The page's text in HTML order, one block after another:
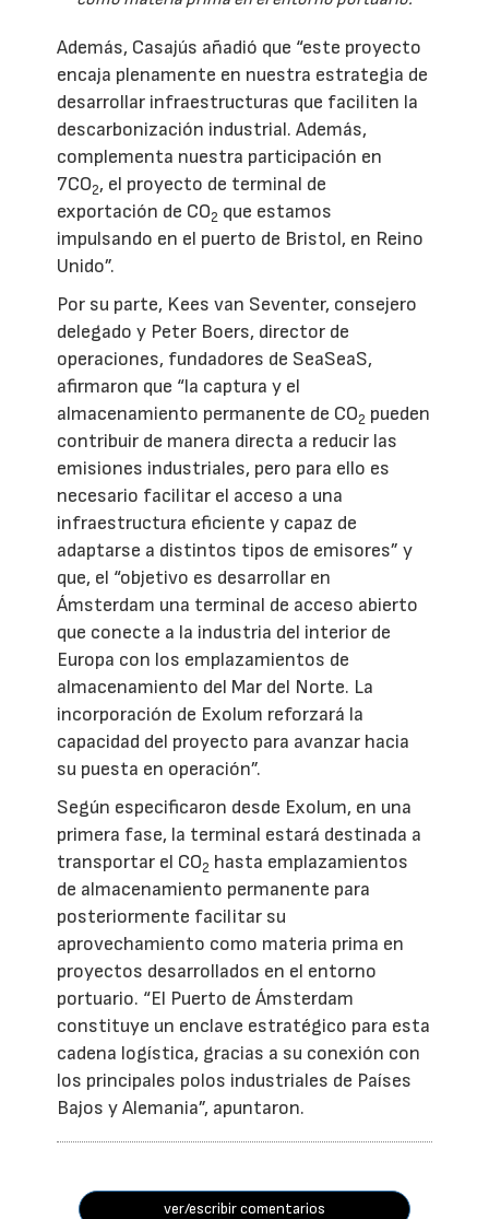
Además, Casajús añadió que “este proyecto
encaja plenamente en nuestra estrategia de
desarrollar infraestructuras que faciliten la
descarbonización industrial. Además,
complementa nuestra participación en
7CO2, el proyecto de terminal de
exportación de CO2 que estamos
impulsando en el puerto de Bristol, en Reino
Unido”.
Por su parte, Kees van Seventer, consejero
delegado y Peter Boers, director de
operaciones, fundadores de SeaSeaS,
afirmaron que “la captura y el
almacenamiento permanente de CO2 pueden
contribuir de manera directa a reducir las
emisiones industriales, pero para ello es
necesario facilitar el acceso a una
infraestructura eficiente y capaz de
adaptarse a distintos tipos de emisores” y
que, el “objetivo es desarrollar en
Ámsterdam una terminal de acceso abierto
que conecte a la industria del interior de
Europa con los emplazamientos de
almacenamiento del Mar del Norte. La
incorporación de Exolum reforzará la
capacidad del proyecto para avanzar hacia
su puesta en operación”.
Según especificaron desde Exolum, en una
primera fase, la terminal estará destinada a
transportar el CO2 hasta emplazamientos
de almacenamiento permanente para
posteriormente facilitar su
aprovechamiento como materia prima en
proyectos desarrollados en el entorno
portuario. “El Puerto de Ámsterdam
constituye un enclave estratégico para esta
cadena logística, gracias a su conexión con
los principales polos industriales de Países
Bajos y Alemania”, apuntaron.
ver/escribir comentarios